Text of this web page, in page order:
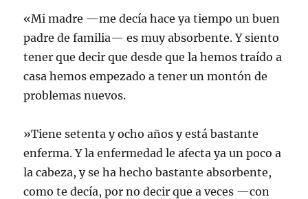
«Mi madre —me decía hace ya tiempo un buen
padre de familia— es muy absorbente. Y siento
tener que decir que desde que la hemos traído a
casa hemos empezado a tener un montón de
problemas nuevos.
»Tiene setenta y ocho años y está bastante
enferma. Y la enfermedad le afecta ya un poco a
la cabeza, y se ha hecho bastante absorbente,
como te decía, por no decir que a veces —con